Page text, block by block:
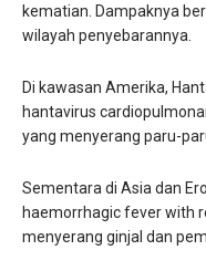
kematian. Dampaknya
wilayah penyebarannya.
Di kawasan Amerika,
hantavirus
yang menyerang paru-
Sementara di Asia dan
haemorrhagic fever with
menyerang ginjal dan